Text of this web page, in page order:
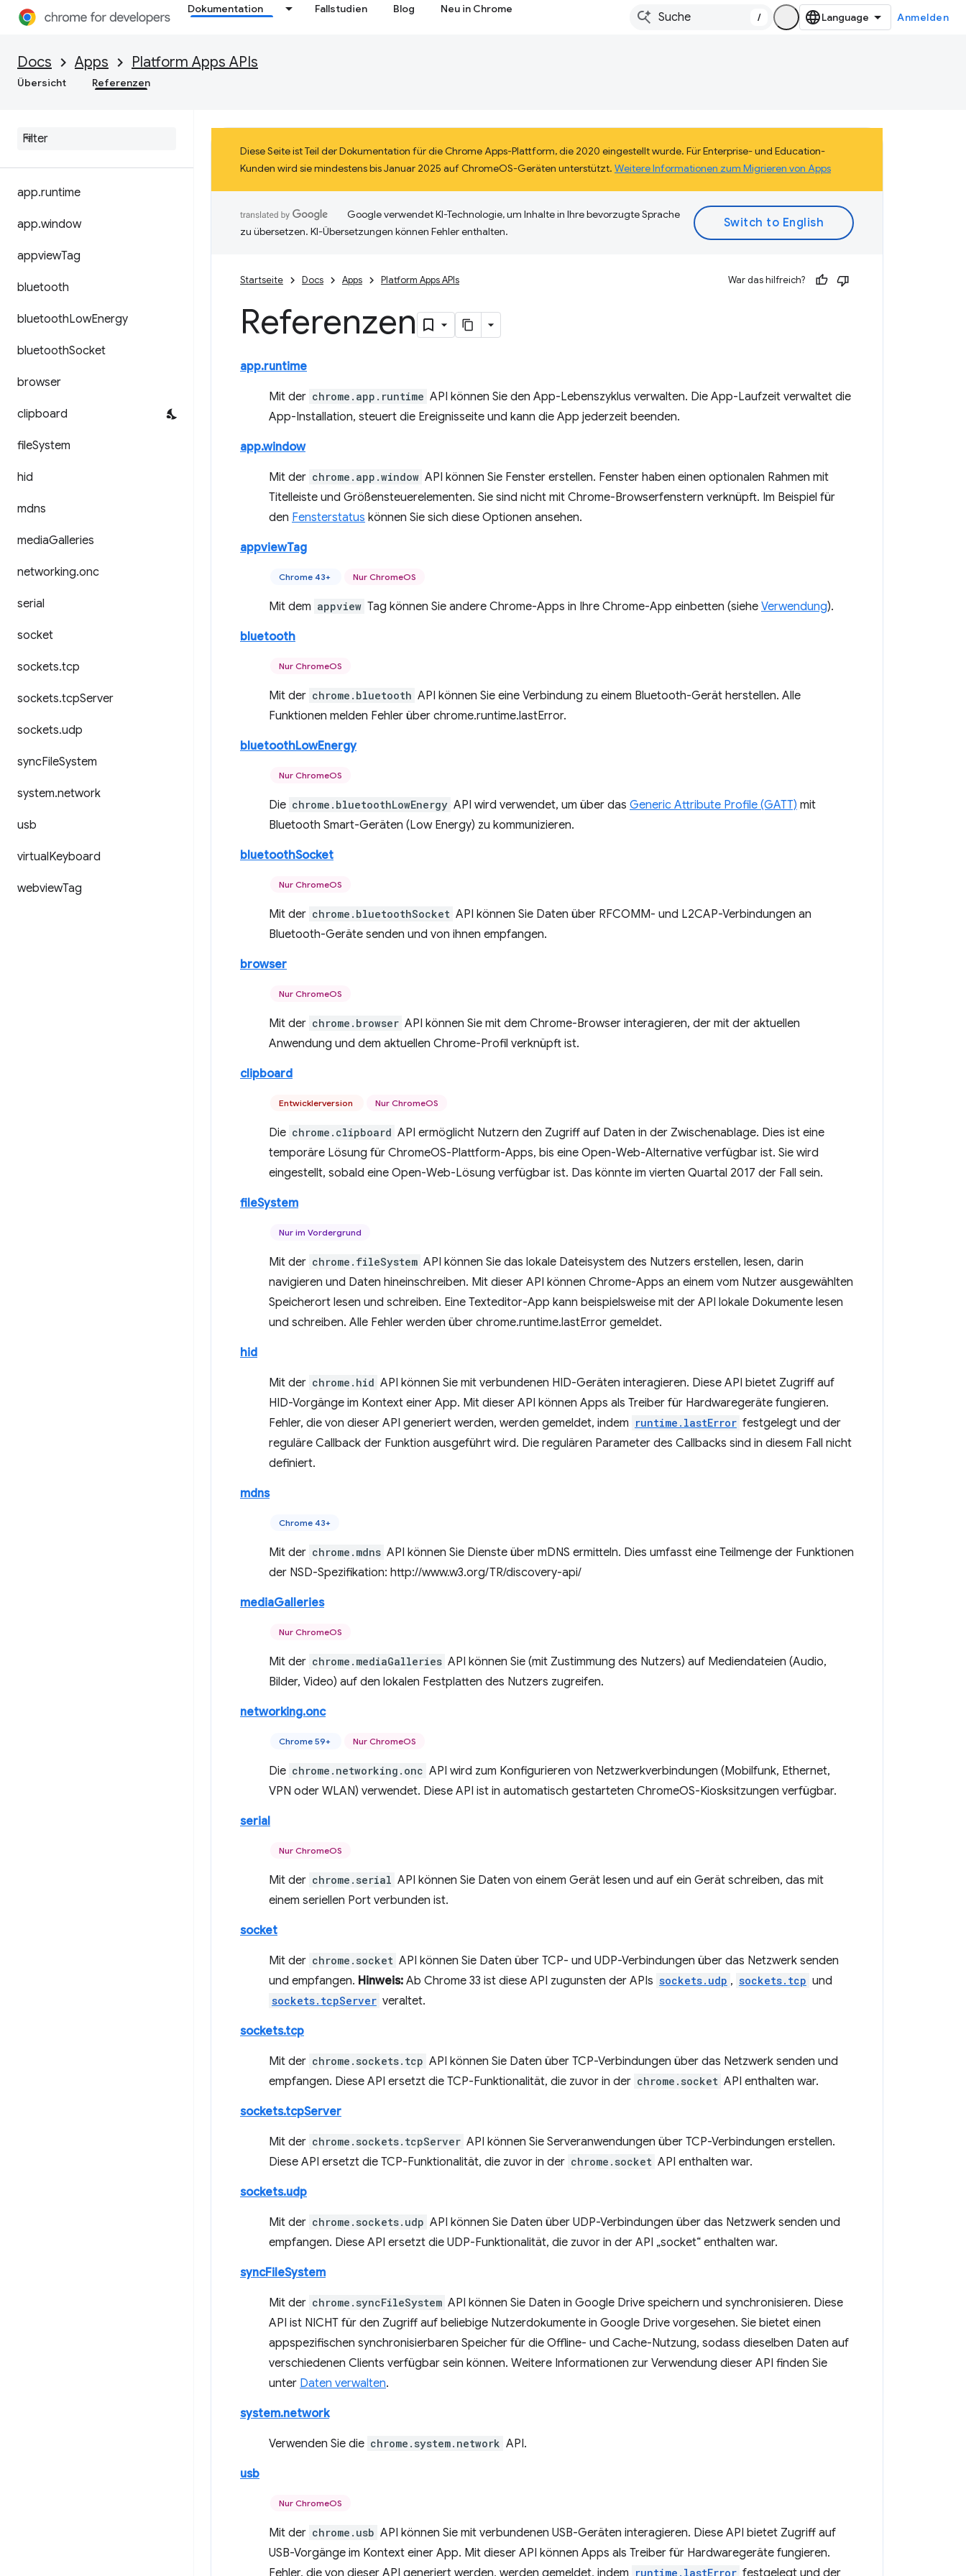
Dokumentation Fallstudien Blog Neu in Chrome
/ Anmelden
Docs Apps Platform Apps APIs
Übersicht Referenzen
app.runtime
app.window
appviewTag
bluetooth
bluetoothLowEnergy
bluetoothSocket
browser
clipboard
fileSystem
hid
mdns
mediaGalleries
networking.onc
serial
socket
sockets.tcp
sockets.tcpServer
sockets.udp
syncFileSystem
system.network
usb
virtualKeyboard
webviewTag
Diese Seite ist Teil der Dokumentation für die Chrome Apps-Plattform, die 2020 eingestellt wurde. Für Enterprise- und Education-
Kunden wird sie mindestens bis Januar 2025 auf ChromeOS-Geräten unterstützt. Weitere Informationen zum Migrieren von Apps
Google verwendet KI-Technologie, um Inhalte in Ihre bevorzugte Sprache
zu übersetzen. KI-Übersetzungen können Fehler enthalten.
Startseite Docs Apps Platform Apps APIs War das hilfreich?
Referenzen
app.runtime
Mit der chrome.app.runtime API können Sie den App-Lebenszyklus verwalten. Die App-Laufzeit verwaltet die
App-Installation, steuert die Ereignisseite und kann die App jederzeit beenden.
app.window
Mit der chrome.app.window API können Sie Fenster erstellen. Fenster haben einen optionalen Rahmen mit
Titelleiste und Größensteuerelementen. Sie sind nicht mit Chrome-Browserfenstern verknüpft. Im Beispiel für
den Fensterstatus können Sie sich diese Optionen ansehen.
appviewTag
Chrome 43+ Nur ChromeOS
Mit dem appview Tag können Sie andere Chrome-Apps in Ihre Chrome-App einbetten (siehe Verwendung).
bluetooth
Nur ChromeOS
Mit der chrome.bluetooth API können Sie eine Verbindung zu einem Bluetooth-Gerät herstellen. Alle
Funktionen melden Fehler über chrome.runtime.lastError.
bluetoothLowEnergy
Nur ChromeOS
Die chrome.bluetoothLowEnergy API wird verwendet, um über das Generic Attribute Profile (GATT) mit
Bluetooth Smart-Geräten (Low Energy) zu kommunizieren.
bluetoothSocket
Nur ChromeOS
Mit der chrome.bluetoothSocket API können Sie Daten über RFCOMM- und L2CAP-Verbindungen an
Bluetooth-Geräte senden und von ihnen empfangen.
browser
Nur ChromeOS
Mit der chrome.browser API können Sie mit dem Chrome-Browser interagieren, der mit der aktuellen
Anwendung und dem aktuellen Chrome-Profil verknüpft ist.
clipboard
Entwicklerversion Nur ChromeOS
Die chrome.clipboard API ermöglicht Nutzern den Zugriff auf Daten in der Zwischenablage. Dies ist eine
temporäre Lösung für ChromeOS-Plattform-Apps, bis eine Open-Web-Alternative verfügbar ist. Sie wird
eingestellt, sobald eine Open-Web-Lösung verfügbar ist. Das könnte im vierten Quartal 2017 der Fall sein.
fileSystem
Nur im Vordergrund
Mit der chrome.fileSystem API können Sie das lokale Dateisystem des Nutzers erstellen, lesen, darin
navigieren und Daten hineinschreiben. Mit dieser API können Chrome-Apps an einem vom Nutzer ausgewählten
Speicherort lesen und schreiben. Eine Texteditor-App kann beispielsweise mit der API lokale Dokumente lesen
und schreiben. Alle Fehler werden über chrome.runtime.lastError gemeldet.
hid
Mit der chrome.hid API können Sie mit verbundenen HID-Geräten interagieren. Diese API bietet Zugriff auf
HID-Vorgänge im Kontext einer App. Mit dieser API können Apps als Treiber für Hardwaregeräte fungieren.
Fehler, die von dieser API generiert werden, werden gemeldet, indem runtime.lastError festgelegt und der
reguläre Callback der Funktion ausgeführt wird. Die regulären Parameter des Callbacks sind in diesem Fall nicht
definiert.
mdns
Chrome 43+
Mit der chrome.mdns API können Sie Dienste über mDNS ermitteln. Dies umfasst eine Teilmenge der Funktionen
der NSD-Spezifikation: http://www.w3.org/TR/discovery-api/
mediaGalleries
Nur ChromeOS
Mit der chrome.mediaGalleries API können Sie (mit Zustimmung des Nutzers) auf Mediendateien (Audio,
Bilder, Video) auf den lokalen Festplatten des Nutzers zugreifen.
networking.onc
Chrome 59+ Nur ChromeOS
Die chrome.networking.onc API wird zum Konfigurieren von Netzwerkverbindungen (Mobilfunk, Ethernet,
VPN oder WLAN) verwendet. Diese API ist in automatisch gestarteten ChromeOS-Kiosksitzungen verfügbar.
serial
Nur ChromeOS
Mit der chrome.serial API können Sie Daten von einem Gerät lesen und auf ein Gerät schreiben, das mit
einem seriellen Port verbunden ist.
socket
Mit der chrome.socket API können Sie Daten über TCP- und UDP-Verbindungen über das Netzwerk senden
und empfangen. Hinweis: Ab Chrome 33 ist diese API zugunsten der APIs sockets.udp , sockets.tcp und
sockets.tcpServer veraltet.
sockets.tcp
Mit der chrome.sockets.tcp API können Sie Daten über TCP-Verbindungen über das Netzwerk senden und
empfangen. Diese API ersetzt die TCP-Funktionalität, die zuvor in der chrome.socket API enthalten war.
sockets.tcpServer
Mit der chrome.sockets.tcpServer API können Sie Serveranwendungen über TCP-Verbindungen erstellen.
Diese API ersetzt die TCP-Funktionalität, die zuvor in der chrome.socket API enthalten war.
sockets.udp
Mit der chrome.sockets.udp API können Sie Daten über UDP-Verbindungen über das Netzwerk senden und
empfangen. Diese API ersetzt die UDP-Funktionalität, die zuvor in der API „socket“ enthalten war.
syncFileSystem
Mit der chrome.syncFileSystem API können Sie Daten in Google Drive speichern und synchronisieren. Diese
API ist NICHT für den Zugriff auf beliebige Nutzerdokumente in Google Drive vorgesehen. Sie bietet einen
appspezifischen synchronisierbaren Speicher für die Offline- und Cache-Nutzung, sodass dieselben Daten auf
verschiedenen Clients verfügbar sein können. Weitere Informationen zur Verwendung dieser API finden Sie
unter Daten verwalten.
system.network
Verwenden Sie die chrome.system.network API.
usb
Nur ChromeOS
Mit der chrome.usb API können Sie mit verbundenen USB-Geräten interagieren. Diese API bietet Zugriff auf
USB-Vorgänge im Kontext einer App. Mit dieser API können Apps als Treiber für Hardwaregeräte fungieren.
Fehler, die von dieser API generiert werden, werden gemeldet, indem runtime.lastError festgelegt und der